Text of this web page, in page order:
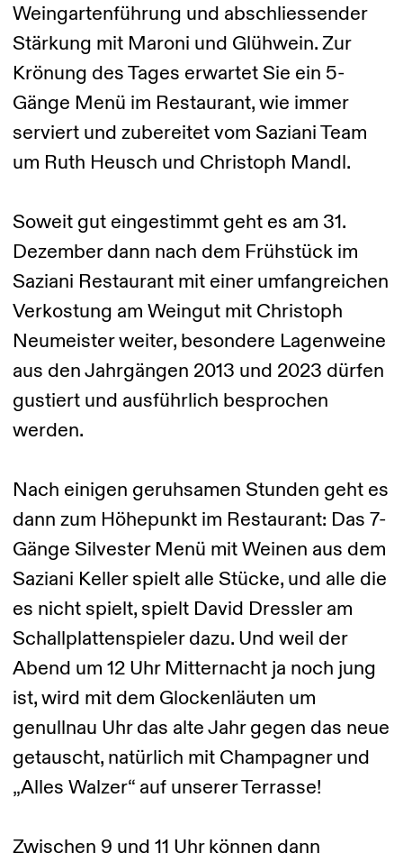
Weingartenführung und abschliessender
Stärkung mit Maroni und Glühwein. Zur
Krönung des Tages erwartet Sie ein 5-
Gänge Menü im Restaurant, wie immer
serviert und zubereitet vom Saziani Team
um Ruth Heusch und Christoph Mandl.
Soweit gut eingestimmt geht es am 31.
Dezember dann nach dem Frühstück im
Saziani Restaurant mit einer umfangreichen
Verkostung am Weingut mit Christoph
Neumeister weiter, besondere Lagenweine
aus den Jahrgängen 2013 und 2023 dürfen
gustiert und ausführlich besprochen
werden.
Nach einigen geruhsamen Stunden geht es
dann zum Höhepunkt im Restaurant: Das 7-
Gänge Silvester Menü mit Weinen aus dem
Saziani Keller spielt alle Stücke, und alle die
es nicht spielt, spielt David Dressler am
Schallplattenspieler dazu. Und weil der
Abend um 12 Uhr Mitternacht ja noch jung
ist, wird mit dem Glockenläuten um
genullnau Uhr das alte Jahr gegen das neue
getauscht, natürlich mit Champagner und
„Alles Walzer“ auf unserer Terrasse!
Zwischen 9 und 11 Uhr können dann